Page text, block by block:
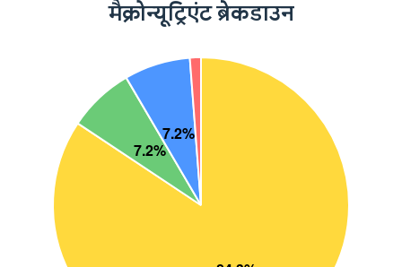
मैक्रोन्यूट्रिएंट ब्रेकडाउन